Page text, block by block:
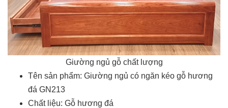
Giường ngủ gỗ chất lượng
Tên sản phẩm: Giường ngủ có ngăn kéo gỗ hương
đá GN213
Chất liệu: Gỗ hương đá